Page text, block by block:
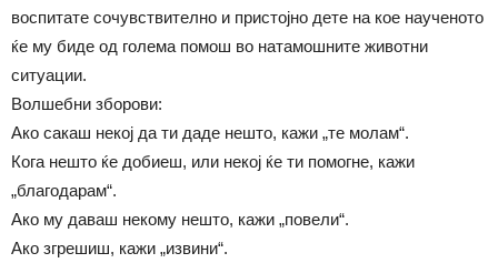
воспитате сочувствително и пристојно дете на кое наученото
ќе му биде од голема помош во натамошните животни
ситуации.
Волшебни зборови:
Ако сакаш некој да ти даде нешто, кажи „те молам“.
Кога нешто ќе добиеш, или некој ќе ти помогне, кажи
„благодарам“.
Ако му даваш некому нешто, кажи „повели“.
Ако згрешиш, кажи „извини“.